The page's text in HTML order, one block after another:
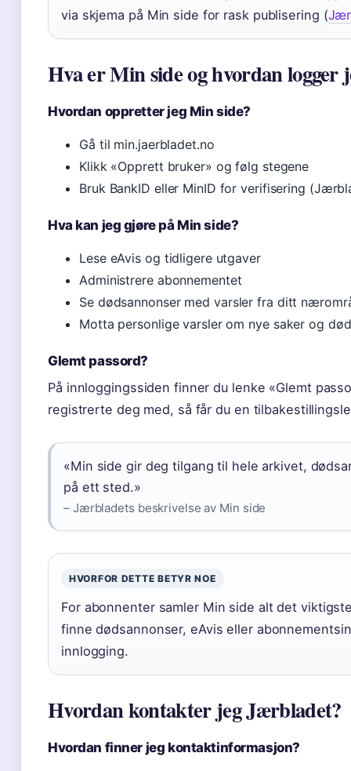
via skjema på Min side for rask publisering (
Hva er Min side og hvordan logger
Hvordan oppretter jeg Min side?
Gå til min.jaerbladet.no
Klikk «Opprett bruker» og følg stegene
Bruk BankID eller MinID for verifisering
Hva kan jeg gjøre på Min side?
Lese eAvis og tidligere utgaver
Administrere abonnementet
Se dødsannonser med varsler fra ditt
Motta personlige varsler om nye saker og
Glemt passord?
På innloggingssiden finner du lenke «Glemt
registrerte deg med, så får du en
«Min side gir deg tilgang til hele arkivet,
på ett sted.»
– Jærbladets beskrivelse av Min side
HVORFOR DETTE BETYR NOE
For abonnenter samler Min side alt det
finne dødsannonser, eAvis eller
innlogging.
Hvordan kontakter jeg Jærbladet?
Hvordan finner jeg kontaktinformasjon?